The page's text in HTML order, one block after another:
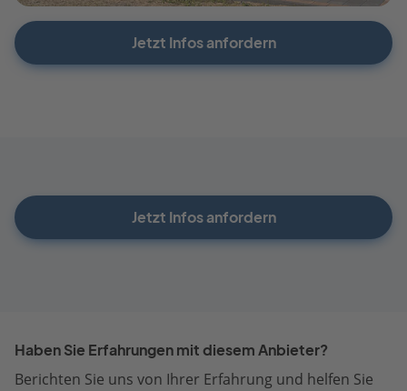
Jetzt Infos anfordern
Jetzt Infos anfordern
Haben Sie Erfahrungen mit diesem Anbieter?
Berichten Sie uns von Ihrer Erfahrung und helfen Sie